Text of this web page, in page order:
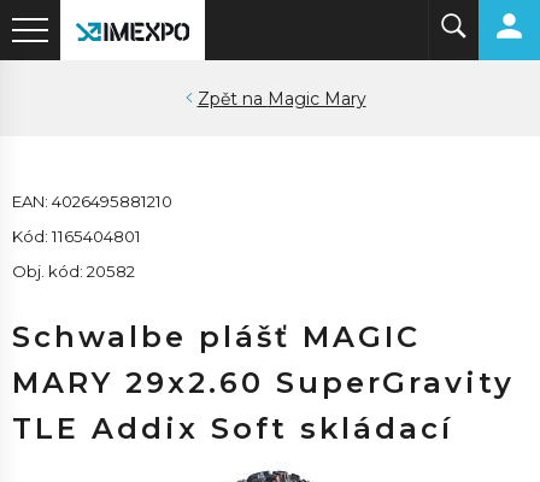
Magic Mary
EAN: 4026495881210
Kód: 1165404801
Obj. kód: 20582
Schwalbe plášť MAGIC
MARY 29x2.60 SuperGravity
TLE Addix Soft skládací